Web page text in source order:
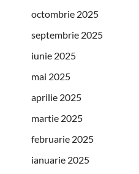
octombrie 2025
septembrie 2025
iunie 2025
mai 2025
aprilie 2025
martie 2025
februarie 2025
ianuarie 2025